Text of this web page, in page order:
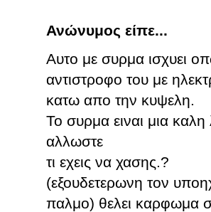
Ανώνυμος είπε...
Αυτο με συρμα ισχυει
αντιστροφο του με
κατω απο την κυψελη.
Το συρμα ειναι μια καλη
αλλωστε
τι εχεις να χασης.?
(εξουδετερωνη τον
παλμο) θελει καρφωμα